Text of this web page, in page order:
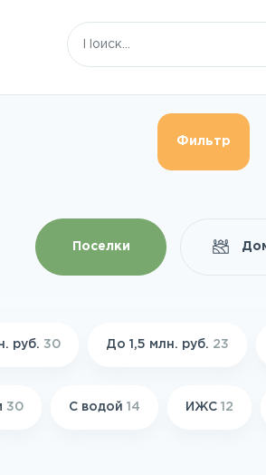
Фильтр
Поселки
руб. 30 До 1,5 млн. руб. 23
30 С водой 14 ИЖС 12